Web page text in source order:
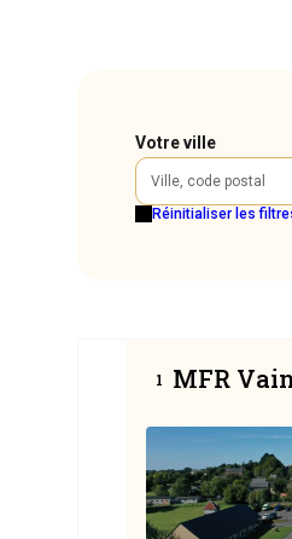
Votre ville
Réinitialiser les
1 MFR